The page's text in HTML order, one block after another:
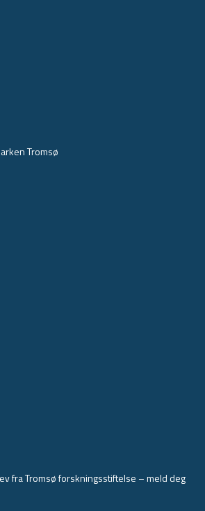
Tromsø
fra Tromsø forskningsstiftelse – meld deg